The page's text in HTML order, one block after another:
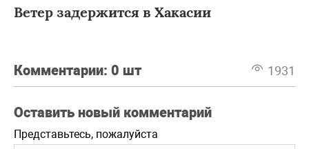
Ветер задержится в Хакасии
Комментарии: 0 шт 1931
Оставить новый комментарий
Представьтесь, пожалуйста